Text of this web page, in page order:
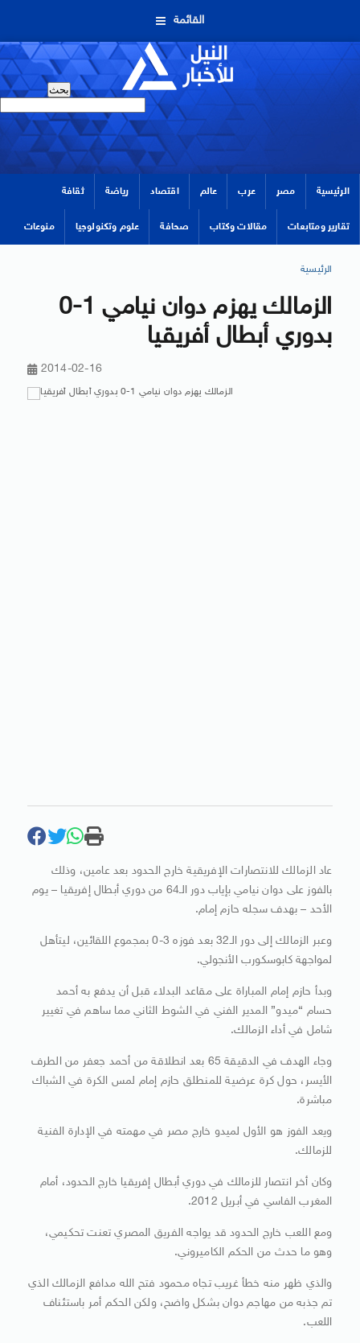
القائمة
الرئيسية مصر عرب عالم اقتصاد رياضة ثقافة
تقارير ومتابعات مقالات وكتاب صحافة علوم وتكنولوجيا منوعات
الرئيسية
الزمالك يهزم دوان نيامي 1-0
بدوري أبطال أفريقيا
2014-02-16
عاد الزمالك للانتصارات الإفريقية خارج الحدود بعد عامين، وذلك
بالفوز على دوان نيامي بإياب دور الـ64 من دوري أبطال إفريقيا – يوم
الأحد – بهدف سجله حازم إمام.
وعبر الزمالك إلى دور الـ32 بعد فوزه 3-0 بمجموع اللقائين، ليتأهل
لمواجهة كابوسكورب الأنجولي.
وبدأ حازم إمام المباراة على مقاعد البدلاء قبل أن يدفع به أحمد
حسام “ميدو” المدير الفني في الشوط الثاني مما ساهم في تغيير
شامل في أداء الزمالك.
وجاء الهدف في الدقيقة 65 بعد انطلاقة من أحمد جعفر من الطرف
الأيسر، حول كرة عرضية للمنطلق حازم إمام لمس الكرة في الشباك
مباشرة.
ويعد الفوز هو الأول لميدو خارج مصر في مهمته في الإدارة الفنية
للزمالك.
وكان أخر انتصار للزمالك في دوري أبطال إفريقيا خارج الحدود، أمام
المغرب الفاسي في أبريل 2012.
ومع اللعب خارج الحدود قد يواجه الفريق المصري تعنت تحكيمي،
وهو ما حدث من الحكم الكاميروني.
والذي ظهر منه خطأ غريب تجاه محمود فتح الله مدافع الزمالك الذي
تم جذبه من مهاجم دوان بشكل واضح، ولكن الحكم أمر باستئناف
اللعب.